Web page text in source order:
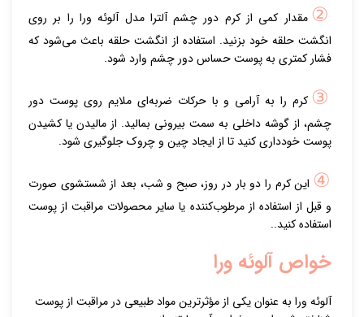
② مقدار کمی از کرم دور چشم آلترا مدل آلوئه ورا را بر روی
انگشت حلقه خود بزنید. استفاده از انگشت حلقه باعث می‌شود که
فشار کمتری به پوست حساس دور چشم وارد شود.
③ کرم را به آرامی و با حرکات ضربه‌ای ملایم روی پوست دور
چشم، از گوشه داخلی به سمت بیرونی بمالید. از مالیدن یا کشیدن
پوست خودداری کنید تا از ایجاد چین و چروک جلوگیری شود.
④ این کرم را دو بار در روز، صبح و شب، بعد از شستشوی صورت
و قبل از استفاده از مرطوب‌کننده یا سایر محصولات مراقبت از پوست
استفاده کنید..
خواص آلوئه ورا
آلوئه ورا به عنوان یکی از مؤثرترین مواد طبیعی در مراقبت از پوست